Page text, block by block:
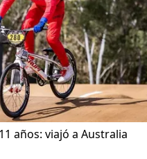
años: viajó a Australia